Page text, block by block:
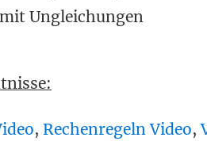
Ungleichungen
, Rechenregeln Video,